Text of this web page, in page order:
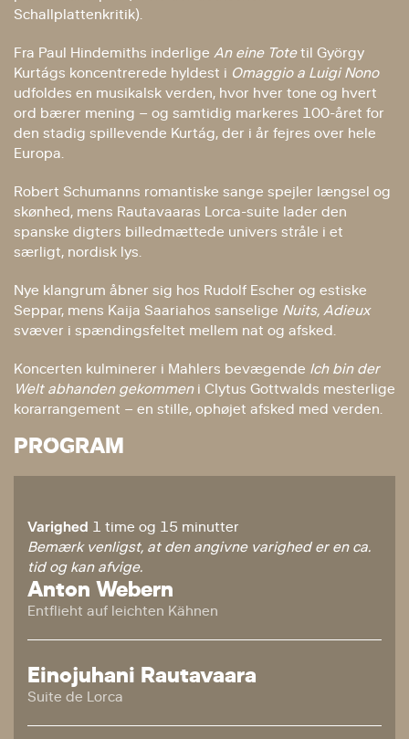
Schallplattenkritik).
Fra Paul Hindemiths inderlige An eine Totetil György
Kurtágs koncentrerede hyldest i Omaggio a Luigi Nono
udfoldes en musikalsk verden, hvor hver tone og hvert
ord bærer mening – og samtidig markeres 100-året for
den stadig spillevende Kurtág, der i år fejres over hele
Europa.
Robert Schumanns romantiske sange spejler længsel og
skønhed, mens Rautavaaras Lorca-suite lader den
spanske digters billedmættede univers stråle i et
særligt, nordisk lys.
Nye klangrum åbner sig hos Rudolf Escher og estiske
Seppar, mens Kaija Saariahos sanselige Nuits, Adieux
svæver i spændingsfeltet mellem nat og afsked.
Koncerten kulminerer i Mahlers bevægende Ich bin der
Welt abhanden gekommeni Clytus Gottwalds mesterlige
korarrangement – en stille, ophøjet afsked med verden.
PROGRAM
Varighed 1 time og 15 minutter
Bemærk venligst, at den angivne varighed er en ca.
tid og kan afvige.
Anton Webern
Entflieht auf leichten Kähnen
Einojuhani Rautavaara
Suite de Lorca